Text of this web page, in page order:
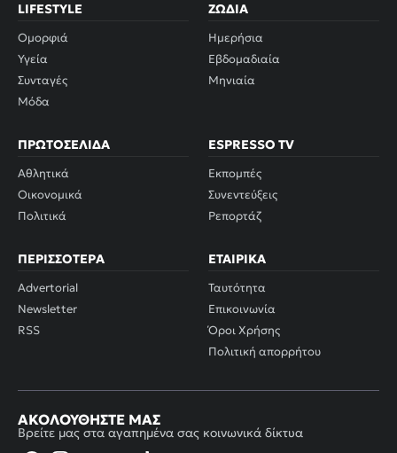
LIFESTYLE
Ομορφιά
Υγεία
Συνταγές
Μόδα
ΖΏΔΙΑ
Ημερήσια
Εβδομαδιαία
Μηνιαία
ΠΡΩΤΟΣΈΛΙΔΑ
Αθλητικά
Οικονομικά
Πολιτικά
ESPRESSO TV
Εκπομπές
Συνεντεύξεις
Ρεπορτάζ
ΠΕΡΙΣΣΌΤΕΡΑ
Advertorial
Newsletter
RSS
ΕΤΑΙΡΙΚΆ
Ταυτότητα
Επικοινωνία
Όροι Χρήσης
Πολιτική απορρήτου
ΑΚΟΛΟΥΘΉΣΤΕ ΜΑΣ
Βρείτε μας στα αγαπημένα σας κοινωνικά δίκτυα